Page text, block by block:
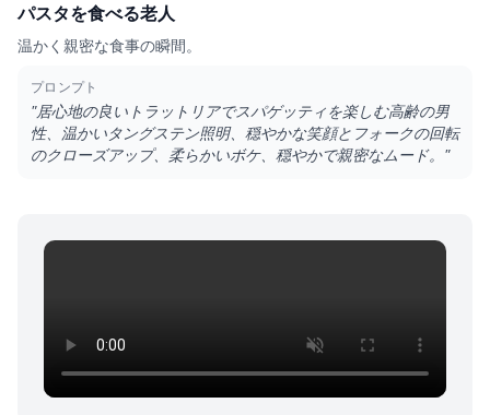
パスタを食べる老人
温かく親密な食事の瞬間。
プロンプト
"居心地の良いトラットリアでスパゲッティを楽しむ高齢の男
性、温かいタングステン照明、穏やかな笑顔とフォークの回転
のクローズアップ、柔らかいボケ、穏やかで親密なムード。 "